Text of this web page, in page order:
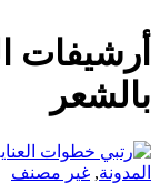
أرشيفات
بالشعر
المدونة, غير مصنف